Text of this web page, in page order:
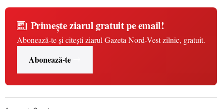
Primește ziarul gratuit pe email!
Abonează-te și citești ziarul Gazeta Nord-Vest zilnic, gratuit.
Abonează-te